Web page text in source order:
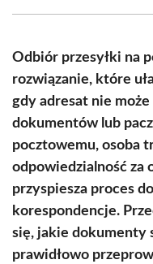
(Twitter)
Odbiór przesyłki na
rozwiązanie, które
gdy adresat nie
dokumentów lub
pocztowemu, osoba
odpowiedzialność za
przyspiesza proces
korespondencje.
się, jakie dokumenty
prawidłowo